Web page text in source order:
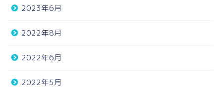
2023年6月
2022年8月
2022年6月
2022年5月